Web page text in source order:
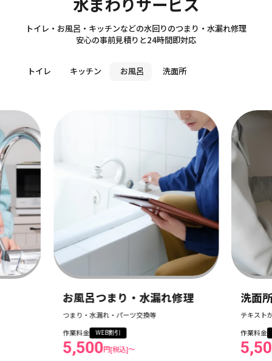
Sanitary
トイレ・お風呂・キッチンなどの水回りのつまり・水漏れ修理
安心の事前見積りと24時間即対応
トイレ キッチン お風呂 洗面所
お風呂つまり・水漏れ修理
つまり・水漏れ・パーツ交換等
作業料金
WEB割引
5,500円[税込]〜
洗面所つ
テキストが入り
作業料金
WEB
5,500円[